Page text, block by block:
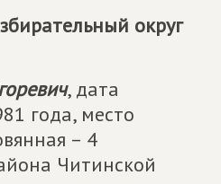
округ
, дата
года, место
– 4
Читинской